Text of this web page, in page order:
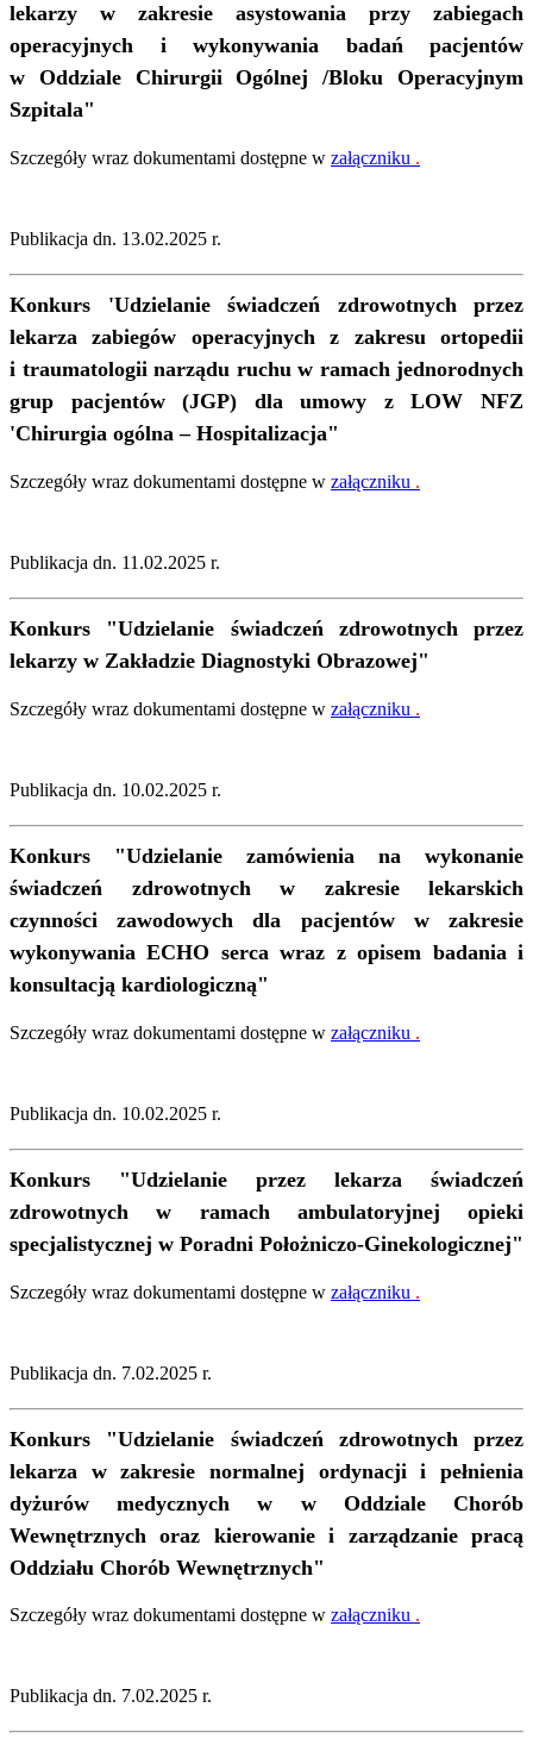
lekarzy w zakresie asystowania przy zabiegach
operacyjnych i wykonywania badań pacjentów
w Oddziale Chirurgii Ogólnej /Bloku Operacyjnym
Szpitala"
Szczegóły wraz dokumentami dostępne w załączniku .
Publikacja dn. 13.02.2025 r.
Konkurs 'Udzielanie świadczeń zdrowotnych przez
lekarza zabiegów operacyjnych z zakresu ortopedii
i traumatologii narządu ruchu w ramach jednorodnych
grup pacjentów (JGP) dla umowy z LOW NFZ
'Chirurgia ogólna – Hospitalizacja"
Szczegóły wraz dokumentami dostępne w załączniku .
Publikacja dn. 11.02.2025 r.
Konkurs "Udzielanie świadczeń zdrowotnych przez
lekarzy w Zakładzie Diagnostyki Obrazowej"
Szczegóły wraz dokumentami dostępne w załączniku .
Publikacja dn. 10.02.2025 r.
Konkurs "Udzielanie zamówienia na wykonanie
świadczeń zdrowotnych w zakresie lekarskich
czynności zawodowych dla pacjentów w zakresie
wykonywania ECHO serca wraz z opisem badania i
konsultacją kardiologiczną"
Szczegóły wraz dokumentami dostępne w załączniku .
Publikacja dn. 10.02.2025 r.
Konkurs "Udzielanie przez lekarza świadczeń
zdrowotnych w ramach ambulatoryjnej opieki
specjalistycznej w Poradni Położniczo-Ginekologicznej"
Szczegóły wraz dokumentami dostępne w załączniku .
Publikacja dn. 7.02.2025 r.
Konkurs "Udzielanie świadczeń zdrowotnych przez
lekarza w zakresie normalnej ordynacji i pełnienia
dyżurów medycznych w w Oddziale Chorób
Wewnętrznych oraz kierowanie i zarządzanie pracą
Oddziału Chorób Wewnętrznych"
Szczegóły wraz dokumentami dostępne w załączniku .
Publikacja dn. 7.02.2025 r.